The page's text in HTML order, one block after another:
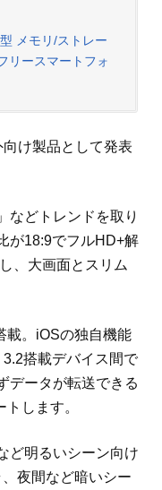
メモリ/ストレー
リースマートフォ
け製品として発表
などトレンドを取り
が18:9でフルHD+解
、大画面とスリム
載。iOSの独自機能
搭載デバイス間で
データが転送できる
します。
ど明るいシーン向け
夜間など暗いシー